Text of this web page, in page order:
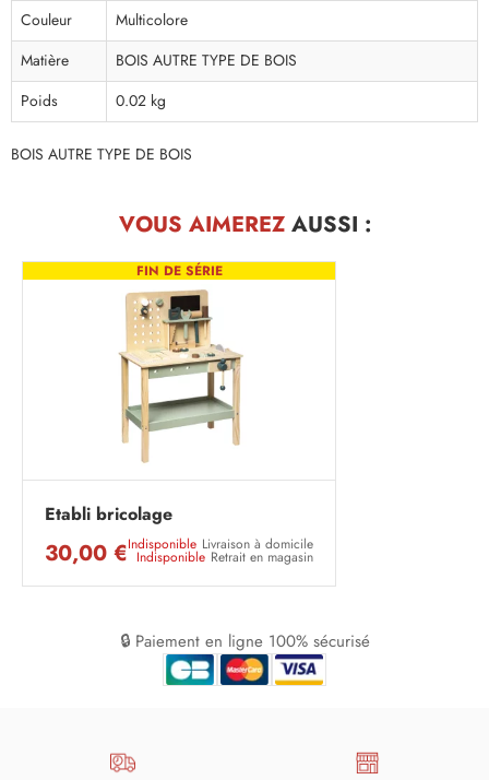
Couleur
Multicolore
Matière
BOIS AUTRE TYPE DE BOIS
Poids
0.02 kg
BOIS AUTRE TYPE DE BOIS
VOUS AIMEREZAUSSI :
FIN DE SÉRIE
Etabli bricolage
30,00 €Indisponible Livraison à domicile
Indisponible Retrait en magasin
🔒 Paiement en ligne 100% sécurisé